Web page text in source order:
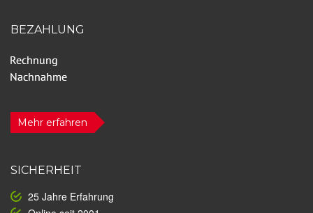
BEZAHLUNG
Mehr erfahren
SICHERHEIT
25 Jahre Erfahrung